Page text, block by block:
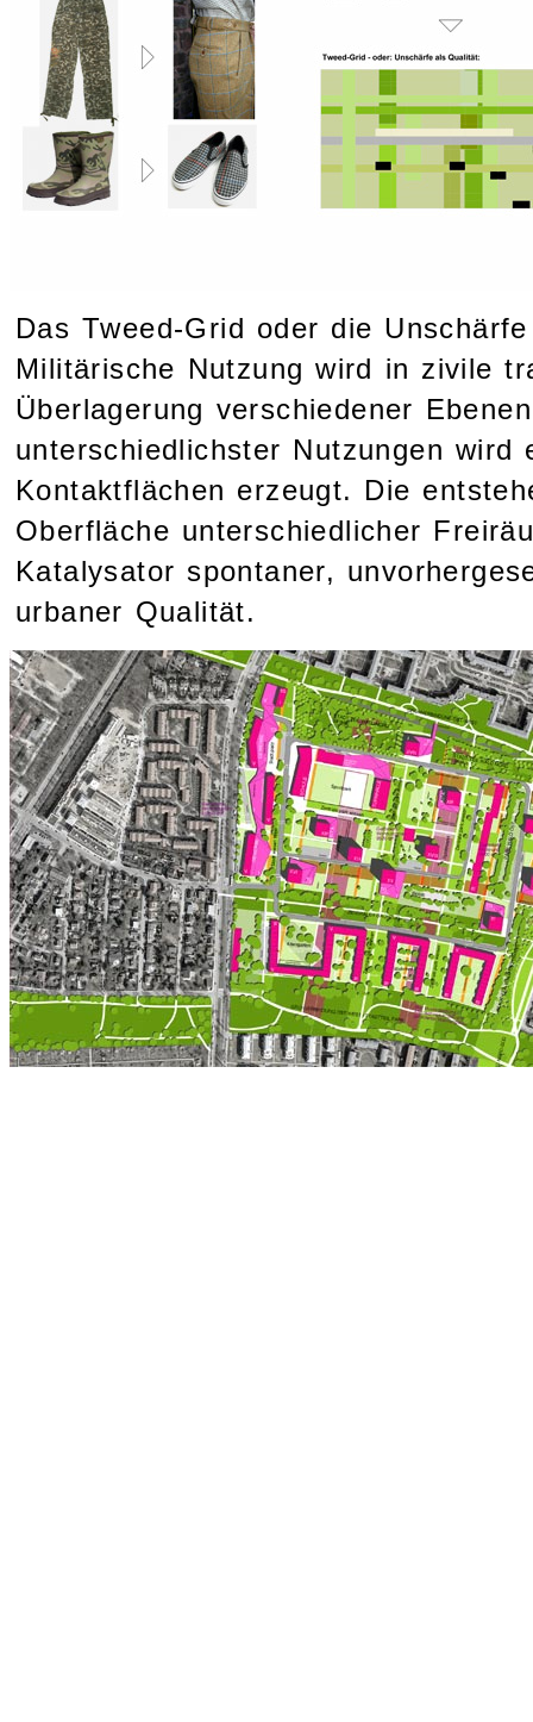
Das Tweed-Grid oder die
Militärische Nutzung wird in zivile
Überlagerung verschiedener
unterschiedlichster Nutzungen wird
Kontaktflächen erzeugt. Die
Oberfläche unterschiedlicher
Katalysator spontaner,
urbaner Qualität.